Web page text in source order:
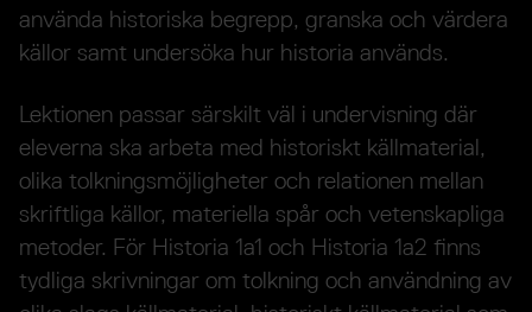
använda historiska begrepp, granska och värdera
källor samt undersöka hur historia används.
Lektionen passar särskilt väl i undervisning där
eleverna ska arbeta med historiskt källmaterial,
olika tolkningsmöjligheter och relationen mellan
skriftliga källor, materiella spår och vetenskapliga
metoder. För Historia 1a1 och Historia 1a2 finns
tydliga skrivningar om tolkning och användning av